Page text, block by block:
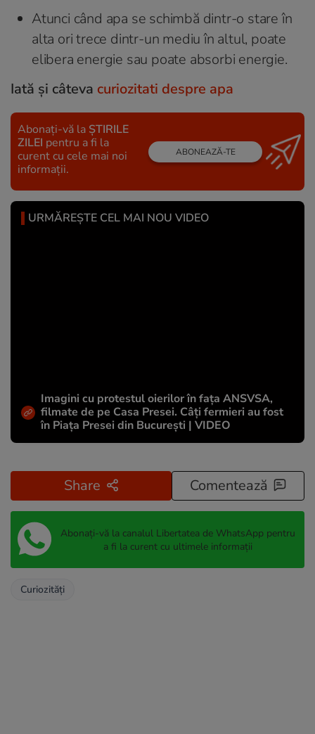
Atunci când apa se schimbă dintr-o stare în
alta ori trece dintr-un mediu în altul, poate
elibera energie sau poate absorbi energie.
Iată și câteva curiozitati despre apa
Abonați-vă la ȘTIRILE
ZILEI pentru a fi la
curent cu cele mai noi
informații.
ABONEAZĂ-TE
URMĂREȘTE CEL MAI NOU VIDEO
Imagini cu protestul oierilor în fața ANSVSA,
filmate de pe Casa Presei. Câți fermieri au fost
în Piața Presei din București | VIDEO
Share Comentează
Abonați-vă la canalul Libertatea de WhatsApp pentru
a fi la curent cu ultimele informații
Curiozități